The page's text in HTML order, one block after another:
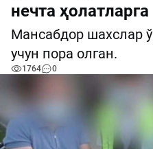
нечта
Мансабдор шахслар
учун пора олган.
1764 0